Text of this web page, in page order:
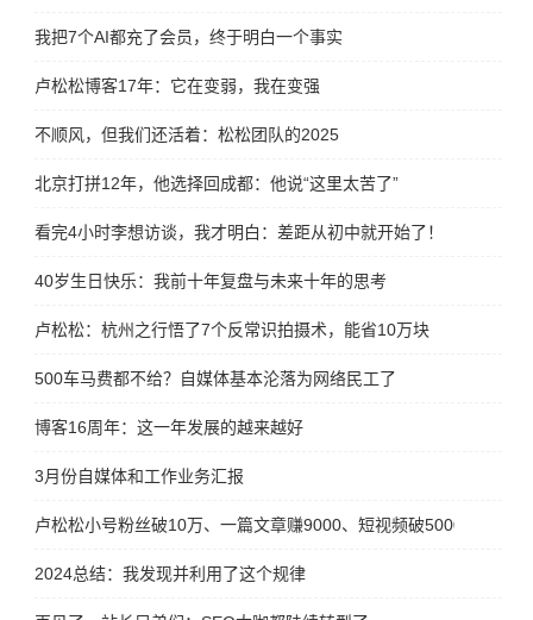
我把7个AI都充了会员，终于明白一个事实
卢松松博客17年：它在变弱，我在变强
不顺风，但我们还活着：松松团队的2025
北京打拼12年，他选择回成都：他说“这里太苦了”
看完4小时李想访谈，我才明白：差距从初中就开始了！
40岁生日快乐：我前十年复盘与未来十年的思考
卢松松：杭州之行悟了7个反常识拍摄术，能省10万块
500车马费都不给？自媒体基本沦落为网络民工了
博客16周年：这一年发展的越来越好
3月份自媒体和工作业务汇报
卢松松小号粉丝破10万、一篇文章赚9000、短视频破5000万
2024总结：我发现并利用了这个规律